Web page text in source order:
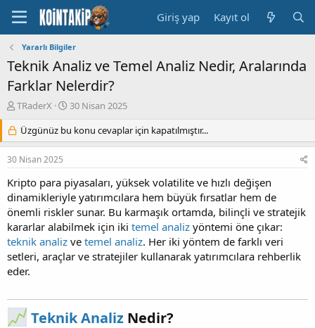
Giriş yap Kayıt ol
Yararlı Bilgiler
Teknik Analiz ve Temel Analiz Nedir, Aralarında
Farklar Nelerdir?
K
n
u
y
B
a
l
a
t
a
n
TRaderX
B
ş
l
g
ı
t
a
r
i
30 Nisan 2025
Üzgünüz bu konu cevaplar için kapatılmıştır...
30 Nisan 2025
Kripto para piyasaları, yüksek volatilite ve hızlı değişen
dinamikleriyle yatırımcılara hem büyük fırsatlar hem de
önemli riskler sunar. Bu karmaşık ortamda, bilinçli ve stratejik
kararlar alabilmek için iki temel analiz yöntemi öne çıkar:
teknik analiz ve temel analiz. Her iki yöntem de farklı veri
setleri, araçlar ve stratejiler kullanarak yatırımcılara rehberlik
eder.
Teknik Analiz Nedir?​